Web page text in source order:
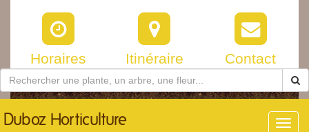
Horaires Itinéraire Contact
Duboz Horticulture